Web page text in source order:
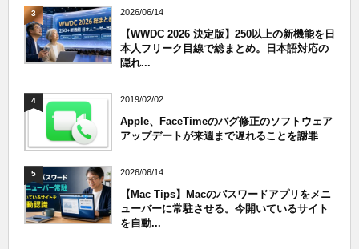
3 2026/06/14
【WWDC 2026 決定版】250以上の新機能を日
本人フリーク目線で総まとめ。日本語対応の
隠れ...
4 2019/02/02
Apple、FaceTimeのバグ修正のソフトウェア
アップデートが来週まで遅れることを謝罪
5 2026/06/14
【Mac Tips】Macのパスワードアプリをメニ
ューバーに常駐させる。今開いているサイト
を自動...